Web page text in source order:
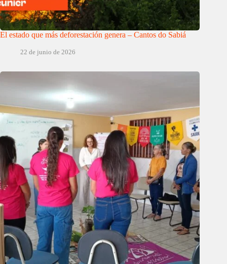
El estado que más deforestación genera – Cantos do Sabiá
22 de junio de 2026